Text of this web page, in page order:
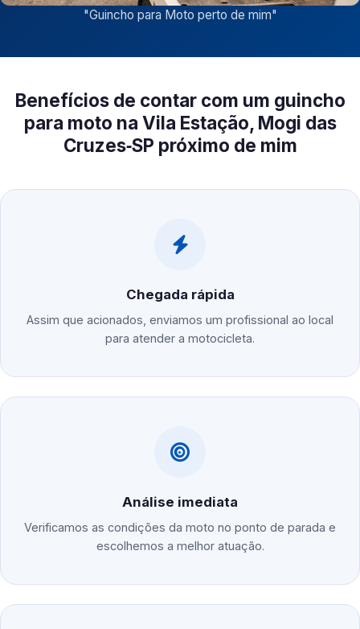
"Guincho para Moto perto de mim"
Benefícios de contar com um guincho
para moto na Vila Estação, Mogi das
Cruzes‑SP próximo de mim
Chegada rápida
Assim que acionados, enviamos um profissional ao local
para atender a motocicleta.
Análise imediata
Verificamos as condições da moto no ponto de parada e
escolhemos a melhor atuação.